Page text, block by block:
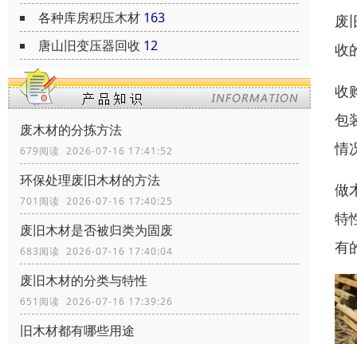
各种库房积压木材 163
唐山旧变压器回收 12
废木材的分拣方法
679阅读 2026-07-16 17:41:52
环保处理废旧木材的方法
701阅读 2026-07-16 17:40:25
废旧木材是否被归类为固废
683阅读 2026-07-16 17:40:04
废旧木材的分类与特性
651阅读 2026-07-16 17:39:26
旧木材都有哪些用途
废
收
收
包
情
做
特
有